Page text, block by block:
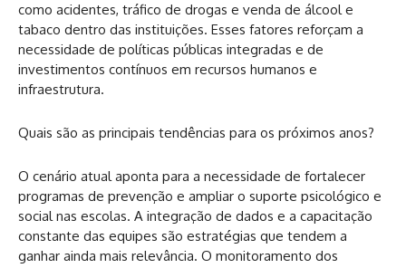
como acidentes, tráfico de drogas e venda de álcool e
tabaco dentro das instituições. Esses fatores reforçam a
necessidade de políticas públicas integradas e de
investimentos contínuos em recursos humanos e
infraestrutura.
Quais são as principais tendências para os próximos anos?
O cenário atual aponta para a necessidade de fortalecer
programas de prevenção e ampliar o suporte psicológico e
social nas escolas. A integração de dados e a capacitação
constante das equipes são estratégias que tendem a
ganhar ainda mais relevância. O monitoramento dos